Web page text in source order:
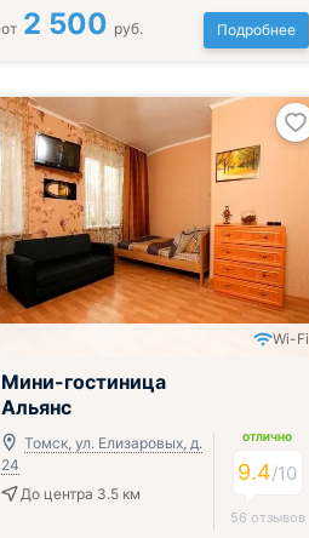
от 2 500 руб. Подробнее
Wi-Fi
Мини-гостиница
Альянс
Томск, ул. Елизаровых, д.
24
До центра 3.5 км
ОТЛИЧНО
9.4/10
56 отзывов